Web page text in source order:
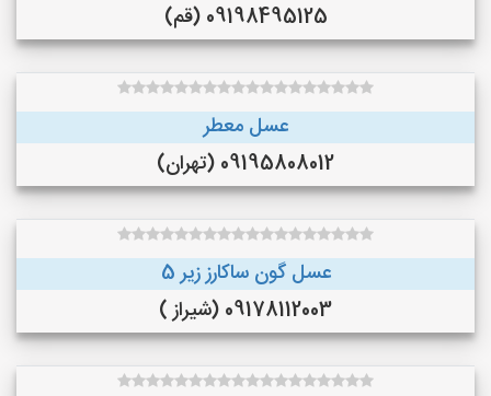
09198495125 (قم)
عسل معطر
09195808012 (تهران)
عسل گون ساکارز زیر 5
09178112003 (شیراز )